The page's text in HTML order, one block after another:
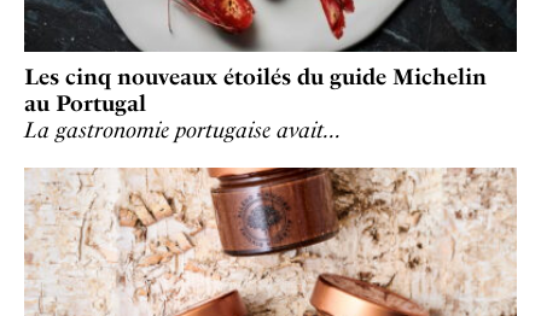
Les cinq nouveaux étoilés du guide Michelin
au Portugal
La gastronomie portugaise avait…